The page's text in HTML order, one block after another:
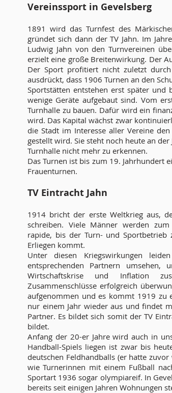
Vereinssport in Gevelsberg
1891 wird das Turnfest des
gründet sich dann der TV Jahn. Im
Ludwig Jahn von den Turnvereinen
erzielt eine große Breitenwirkung. Der
Der Sport profitiert nicht zuletzt
ausdrückt, dass 1906 Turnen an den
Sportstätten entstehen erst später und
wenige Geräte aufgebaut sind. Vom
Turnhalle zu bauen. Dafür wird ein
wird. Das Kapital wächst zwar
die Stadt im Interesse aller Vereine
gestellt wird. Sie steht noch heute an
Turnhalle nicht mehr zu erkennen.
Das Turnen ist bis zum 19. Jahrhundert
Frauenturnen.
TV Eintracht Jahn
1914 bricht der erste Weltkrieg aus,
schreiben. Viele Männer werden
rapide, bis der Turn- und
Erliegen kommt.
Unter diesen Kriegswirkungen
entsprechenden Partnern
Wirtschaftskrise und Inflation
Zusammenschlüsse erfolgreich
aufgenommen und es kommt 1919 zu
nur einem Jahr wieder aus und findet
Partner. Es bildet sich somit der TV
bildet.
Anfang der 20-er Jahre wird auch in
Handball-Spiels liegen ist zwar bis
deutschen Feldhandballs (er hatte
wie Turnerinnen mit einem Fußball
Sportart 1936 sogar olympiareif. In
bereits seit einigen Jahren Wohnungen